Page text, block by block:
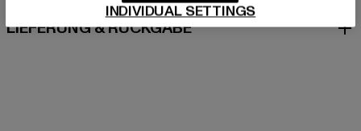
LIEFERUNG & RÜCKGABE
INDIVIDUAL SETTINGS